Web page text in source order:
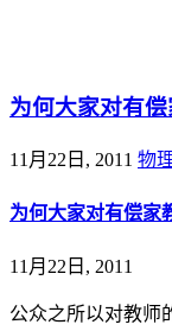
为何大家对有偿
11月22日, 2011 物
为何大家对有偿家
11月22日, 2011
公众之所以对教师